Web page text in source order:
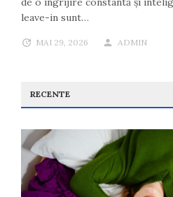
leave-in sunt…
MAI 29, 2026 ADMIN
RECENTE